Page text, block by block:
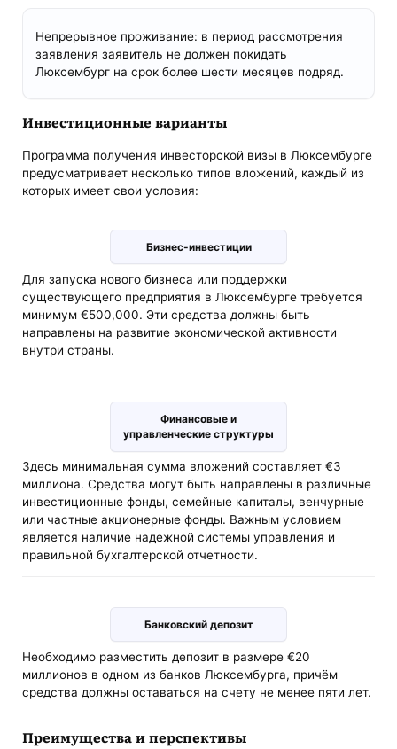
Непрерывное проживание: в период рассмотрения
заявления заявитель не должен покидать
Люксембург на срок более шести месяцев подряд.
Инвестиционные варианты
Программа получения инвесторской визы в Люксембурге
предусматривает несколько типов вложений, каждый из
которых имеет свои условия:
Бизнес-инвестиции
Для запуска нового бизнеса или поддержки
существующего предприятия в Люксембурге требуется
минимум €500,000. Эти средства должны быть
направлены на развитие экономической активности
внутри страны.
Финансовые и
управленческие структуры
Здесь минимальная сумма вложений составляет €3
миллиона. Средства могут быть направлены в различные
инвестиционные фонды, семейные капиталы, венчурные
или частные акционерные фонды. Важным условием
является наличие надежной системы управления и
правильной бухгалтерской отчетности.
Банковский депозит
Необходимо разместить депозит в размере €20
миллионов в одном из банков Люксембурга, причём
средства должны оставаться на счету не менее пяти лет.
Преимущества и перспективы